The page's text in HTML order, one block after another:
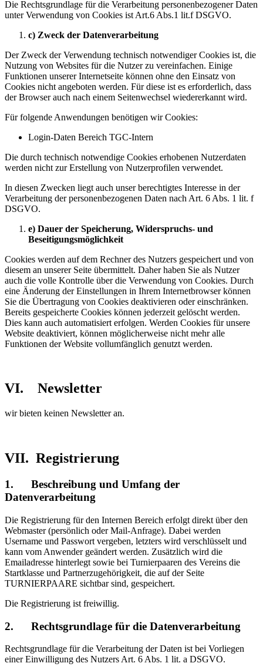
Die Rechtsgrundlage für die Verarbeitung personenbezogener Daten
unter Verwendung von Cookies ist Art.6 Abs.1 lit.f DSGVO.
c) Zweck der Datenverarbeitung
Der Zweck der Verwendung technisch notwendiger Cookies ist, die
Nutzung von Websites für die Nutzer zu vereinfachen. Einige
Funktionen unserer Internetseite können ohne den Einsatz von
Cookies nicht angeboten werden. Für diese ist es erforderlich, dass
der Browser auch nach einem Seitenwechsel wiedererkannt wird.
Für folgende Anwendungen benötigen wir Cookies:
Login-Daten Bereich TGC-Intern
Die durch technisch notwendige Cookies erhobenen Nutzerdaten
werden nicht zur Erstellung von Nutzerprofilen verwendet.
In diesen Zwecken liegt auch unser berechtigtes Interesse in der
Verarbeitung der personenbezogenen Daten nach Art. 6 Abs. 1 lit. f
DSGVO.
e) Dauer der Speicherung, Widerspruchs- und
Beseitigungsmöglichkeit
Cookies werden auf dem Rechner des Nutzers gespeichert und von
diesem an unserer Seite übermittelt. Daher haben Sie als Nutzer
auch die volle Kontrolle über die Verwendung von Cookies. Durch
eine Änderung der Einstellungen in Ihrem Internetbrowser können
Sie die Übertragung von Cookies deaktivieren oder einschränken.
Bereits gespeicherte Cookies können jederzeit gelöscht werden.
Dies kann auch automatisiert erfolgen. Werden Cookies für unsere
Website deaktiviert, können möglicherweise nicht mehr alle
Funktionen der Website vollumfänglich genutzt werden.
VI. Newsletter
wir bieten keinen Newsletter an.
VII. Registrierung
1. Beschreibung und Umfang der
Datenverarbeitung
Die Registrierung für den Internen Bereich erfolgt direkt über den
Webmaster (persönlich oder Mail-Anfrage). Dabei werden
Username und Passwort vergeben, letzters wird verschlüsselt und
kann vom Anwender geändert werden. Zusätzlich wird die
Emailadresse hinterlegt sowie bei Turnierpaaren des Vereins die
Startklasse und Partnerzugehörigkeit, die auf der Seite
TURNIERPAARE sichtbar sind, gespeichert.
Die Registrierung ist freiwillig.
2. Rechtsgrundlage für die Datenverarbeitung
Rechtsgrundlage für die Verarbeitung der Daten ist bei Vorliegen
einer Einwilligung des Nutzers Art. 6 Abs. 1 lit. a DSGVO.